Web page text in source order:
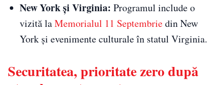
New York și Virginia: Programul include o
vizită laMemorialul 11 Septembriedin New
York și evenimente culturale în statul Virginia.
Securitatea, prioritate zero după